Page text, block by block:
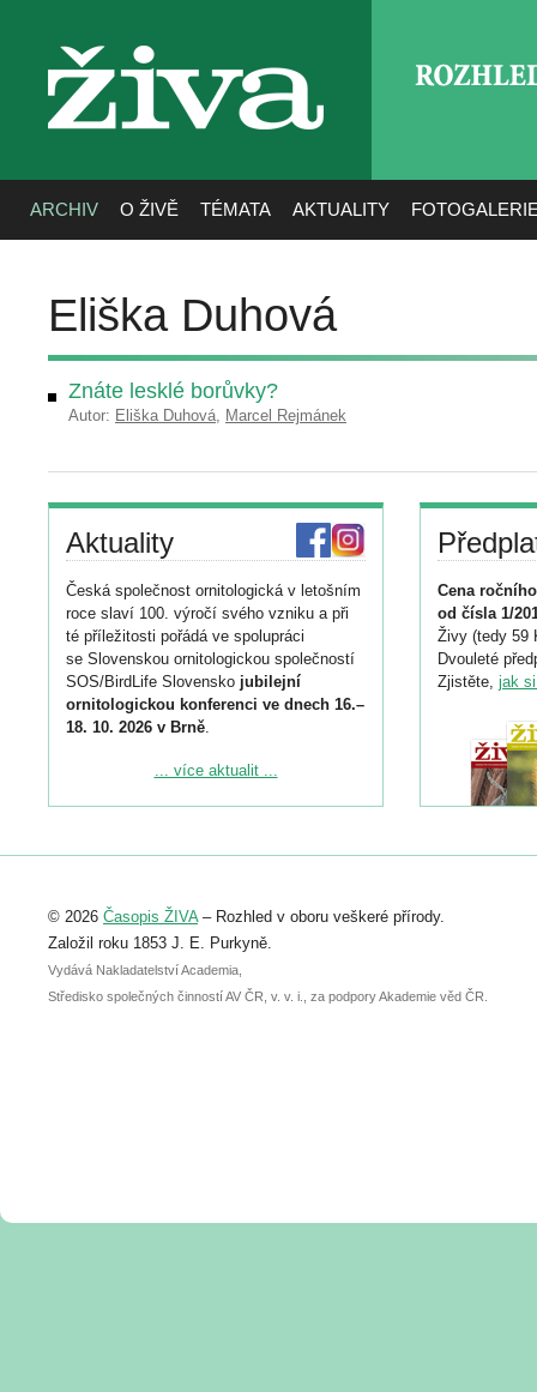
živa
ARCHIV O ŽIVĚ TÉMATA AKTUALITY
Eliška Duhová
Znáte lesklé borůvky?
Autor: Eliška Duhová, Marcel Rejmánek
Aktuality
Česká společnost ornitologická v letošním
roce slaví 100. výročí svého vzniku a při
té příležitosti pořádá ve spolupráci
se Slovenskou ornitologickou společností
SOS/BirdLife Slovensko jubilejní
ornitologickou konferenci ve dnech 16.–
18. 10. 2026 v Brně.
Podrobnější informace ke konferenci
Registrovat se můžete do 6. září.
abstraktu přihlášené přednášky nebo
posteru je už 30. června.
... více aktualit ...
Cena
od čísla 1/
Živy (tedy 59
Dvouleté
Zjistěte, jak
© 2026 Časopis ŽIVA– Rozhled v oboru veškeré přírody.
Založil roku 1853 J. E. Purkyně.
Vydává Nakladatelství Academia,
Středisko společných činností AV ČR, v. v. i., za podpory Akademie věd ČR.